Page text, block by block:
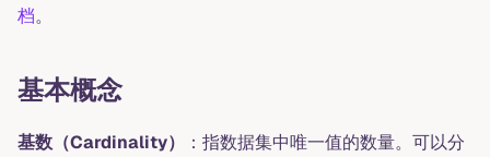
档。
基本概念
基数（Cardinality）
：指数据集中唯一值的数量。可以分